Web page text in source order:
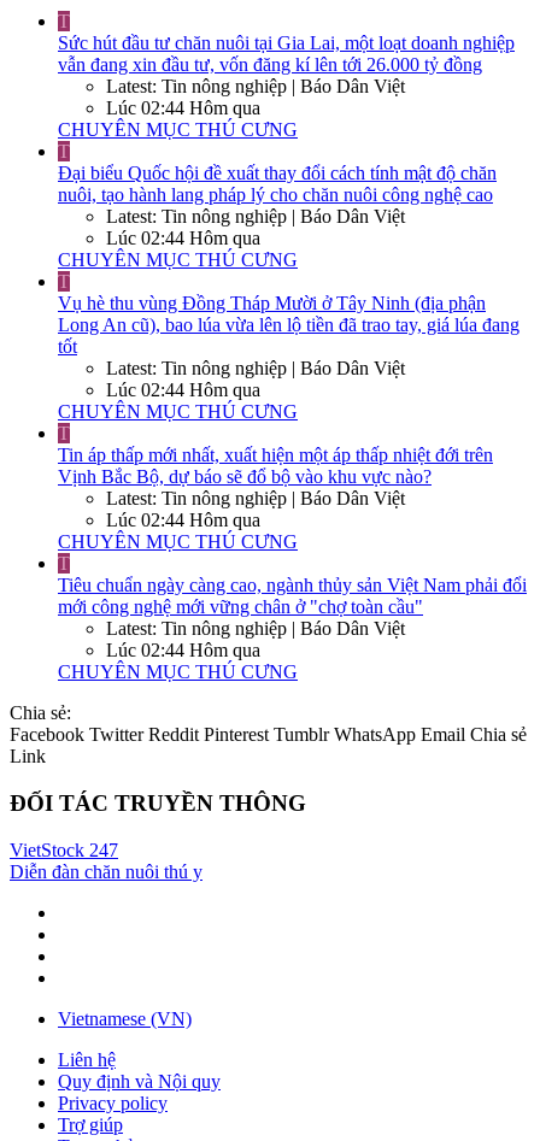
T
Sức hút đầu tư chăn nuôi tại Gia Lai, một loạt doanh nghiệp
vẫn đang xin đầu tư, vốn đăng kí lên tới 26.000 tỷ đồng
Latest: Tin nông nghiệp | Báo Dân Việt
Lúc 02:44 Hôm qua
CHUYÊN MỤC THÚ CƯNG
T
Đại biểu Quốc hội đề xuất thay đổi cách tính mật độ chăn
nuôi, tạo hành lang pháp lý cho chăn nuôi công nghệ cao
Latest: Tin nông nghiệp | Báo Dân Việt
Lúc 02:44 Hôm qua
CHUYÊN MỤC THÚ CƯNG
T
Vụ hè thu vùng Đồng Tháp Mười ở Tây Ninh (địa phận
Long An cũ), bao lúa vừa lên lộ tiền đã trao tay, giá lúa đang
tốt
Latest: Tin nông nghiệp | Báo Dân Việt
Lúc 02:44 Hôm qua
CHUYÊN MỤC THÚ CƯNG
T
Tin áp thấp mới nhất, xuất hiện một áp thấp nhiệt đới trên
Vịnh Bắc Bộ, dự báo sẽ đổ bộ vào khu vực nào?
Latest: Tin nông nghiệp | Báo Dân Việt
Lúc 02:44 Hôm qua
CHUYÊN MỤC THÚ CƯNG
T
Tiêu chuẩn ngày càng cao, ngành thủy sản Việt Nam phải đổi
mới công nghệ mới vững chân ở "chợ toàn cầu"
Latest: Tin nông nghiệp | Báo Dân Việt
Lúc 02:44 Hôm qua
CHUYÊN MỤC THÚ CƯNG
Chia sẻ:
Facebook Twitter Reddit Pinterest Tumblr WhatsApp Email Chia sẻ
Link
ĐỐI TÁC TRUYỀN THÔNG
VietStock 247
Diễn đàn chăn nuôi thú y
Vietnamese (VN)
Liên hệ
Quy định và Nội quy
Privacy policy
Trợ giúp